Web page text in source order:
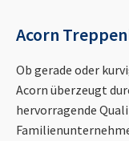
Acorn
Ob gerade oder
Acorn überzeugt
hervorragende